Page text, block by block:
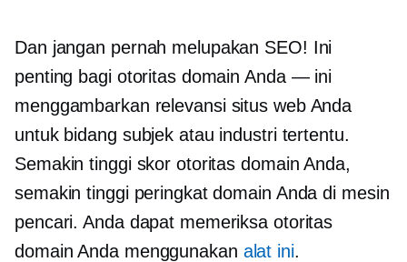
Dan jangan pernah melupakan SEO! Ini
penting bagi otoritas domain Anda — ini
menggambarkan relevansi situs web Anda
untuk bidang subjek atau industri tertentu.
Semakin tinggi skor otoritas domain Anda,
semakin tinggi peringkat domain Anda di mesin
pencari. Anda dapat memeriksa otoritas
domain Anda menggunakan alat ini.